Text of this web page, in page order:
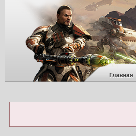
Главная